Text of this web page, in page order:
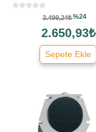
3.499,24₺%24
2.650,93₺
Sepete Ekle